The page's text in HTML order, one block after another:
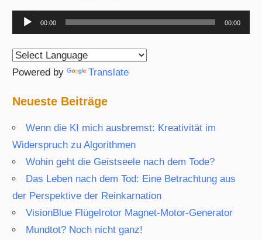
Audio-
Player
00:00 00:00
Powered by Translate
Neueste Beiträge
Wenn die KI mich ausbremst: Kreativität im
Widerspruch zu Algorithmen
Wohin geht die Geistseele nach dem Tode?
Das Leben nach dem Tod: Eine Betrachtung aus
der Perspektive der Reinkarnation
VisionBlue Flügelrotor Magnet-Motor-Generator
Mundtot? Noch nicht ganz!